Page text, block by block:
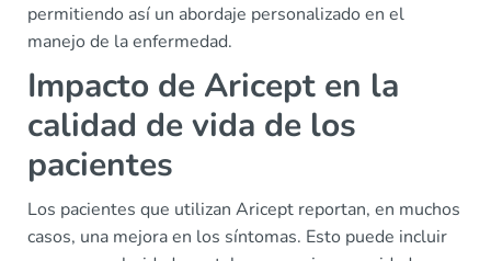
permitiendo así un abordaje personalizado en el
manejo de la enfermedad.
Impacto de Aricept en la
calidad de vida de los
pacientes
Los pacientes que utilizan Aricept reportan, en muchos
casos, una mejora en los síntomas. Esto puede incluir